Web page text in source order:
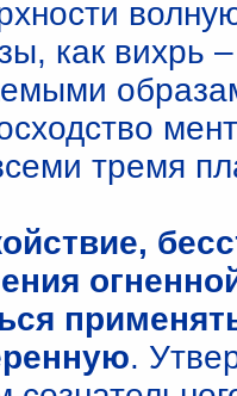
как вихрь
тремя
.